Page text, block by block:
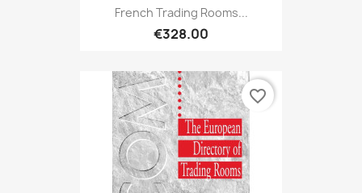
French Trading Rooms...
€328.00
favorite_border